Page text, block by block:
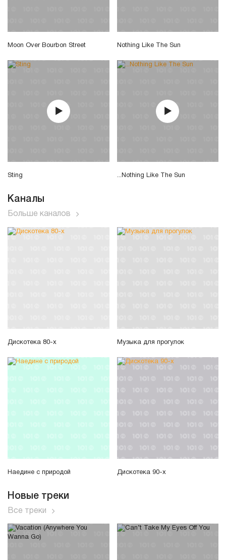
Moon Over Bourbon Street Nothing Like The Sun
Sting ...Nothing Like The Sun
Каналы
Больше каналов
Дискотека 80-х Музыка для прогулок
Наедине с природой Дискотека 90-х
Новые треки
Все треки